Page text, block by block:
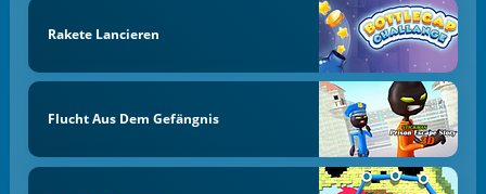
Rakete Lancieren
Flucht Aus Dem Gefängnis